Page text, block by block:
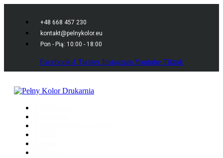
+48 668 457 230
kontakt@pelnykolor.eu
Pon - Pią: 10:00 - 18:00
Facebook-f Twitter InstagramYoutube Tiktok